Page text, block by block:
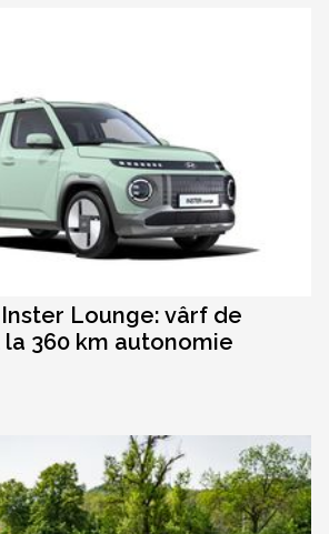
Lounge: vârf de
la 360 km autonomie